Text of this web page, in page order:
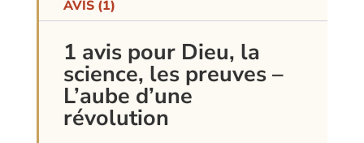
AVIS (1)
1 avis pour Dieu, la
science, les preuves –
L’aube d’une
révolution